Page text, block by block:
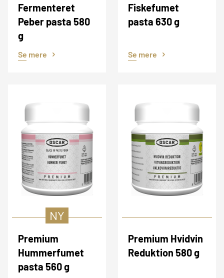
Fermenteret
Peber pasta 580
g
Se mere
Fiskefumet
pasta 630 g
Se mere
NY
Premium
Hummerfumet
pasta 560 g
Premium Hvidvin
Reduktion 580 g